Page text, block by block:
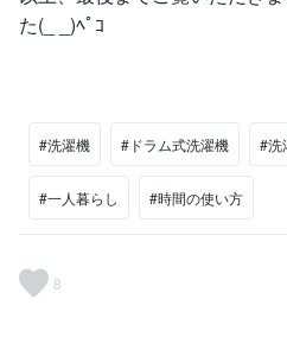
た(_ _)ﾍﾟｺ
#洗濯機 #ドラム式洗濯機 #洗
#一人暮らし #時間の使い方
8